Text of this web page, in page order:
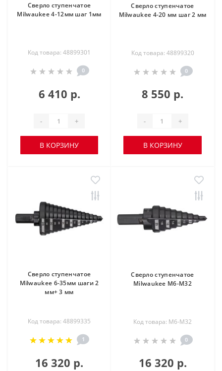
Сверло ступенчатое
Milwaukee 4-12мм шаг 1мм
Код товара: 48899301
0
6 410 р.
- +
В КОРЗИНУ
Сверло ступенчатое
Milwaukee 4-20 мм шаг 2 мм
Код товара: 48899320
0
8 550 р.
- +
В КОРЗИНУ
Сверло ступенчатое
Milwaukee 6-35мм шаги 2
мм+ 3 мм
Код товара: 48899335
1
16 320 р.
Сверло ступенчатое
Milwaukee M6-M32
Код товара: M6-M32
0
16 320 р.